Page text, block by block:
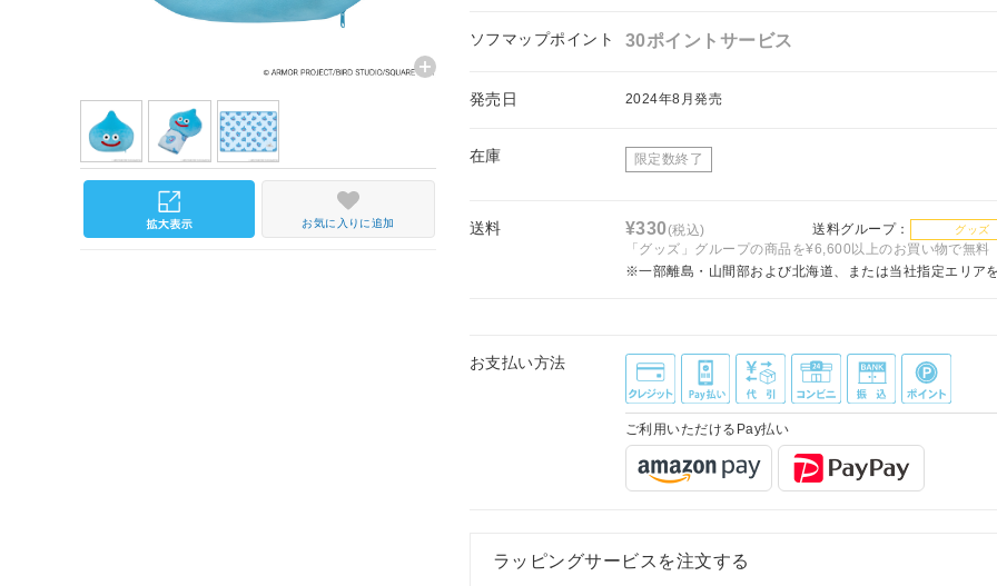
ソフマップポイント 30ポイントサービス
発売日 2024年8月発売
在庫 限定数終了
送料 ¥330(税込) 送料グループ： グッズ
「グッズ」グループの商品を¥6,600以上のお買い物で無料
※一部離島・山間部および北海道、または当社指定エリア
お支払い方法
ご利用いただけるPay払い
ラッピングサービスを注文する
お気に入りに追加